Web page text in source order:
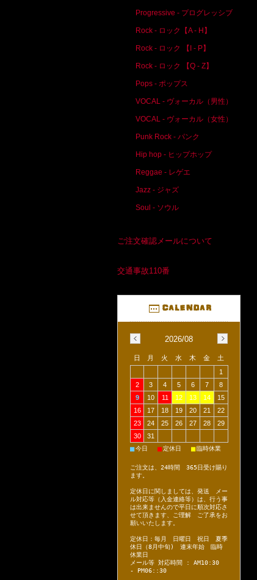
Progressive - プログレッシブ
Rock - ロック【A - H】
Rock - ロック 【I - P】
Rock - ロック 【Q - Z】
Pops - ポップス
VOCAL - ヴォーカル（男性）
VOCAL - ヴォーカル（女性）
Punk Rock - パンク
Hip hop - ヒップホップ
Reggae - レゲエ
Jazz - ジャズ
Soul - ソウル
ご注文確認メールについて
交通事故110番
2026/08
日 月 火 水 木 金
土
1
2
3 4 5 6 7
8
9
10 11 12 13 14
15
16
17 18 19 20 21
22
23
24 25 26 27 28
29
30
31
■今日 ■定休日 ■臨時休業
ご注文は、24時間 365日受け賜り
ます。
定休日に関しましては、発送 メー
ル対応等（入金連絡等）は、行う事
は出来ませんので平日に順次対応さ
せて頂きます、ご理解 ご了承をお
願いいたします。
定休日：毎月 日曜日 祝日 夏季
休日（8月中旬) 連末年始 臨時
休業日
メール等 対応時間 : AM10:30
- PM06::30